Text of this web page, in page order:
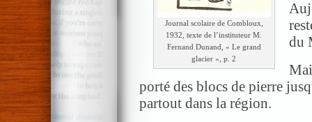
Journal scolaire de Combloux,
1932, texte de l’instituteur M.
Fernand Dunand, « Le grand
glacier », p. 2
du
porté des blocs de pierre
partout dans la région.